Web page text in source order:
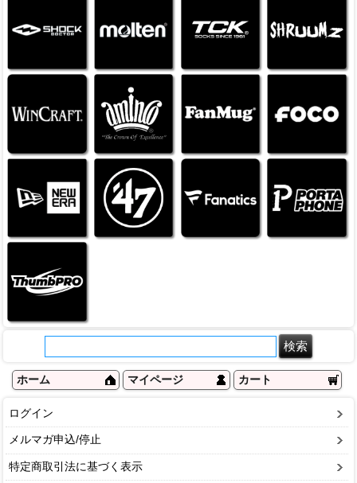
ホーム マイページ カート
ログイン
メルマガ申込/停止
特定商取引法に基づく表示